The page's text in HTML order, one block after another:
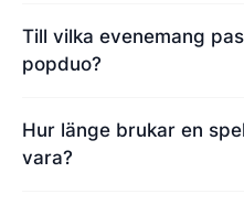
Till vilka evenemang
popduo?
Hur länge brukar en
vara?